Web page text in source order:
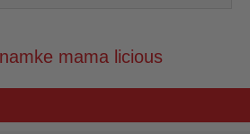
mama licious